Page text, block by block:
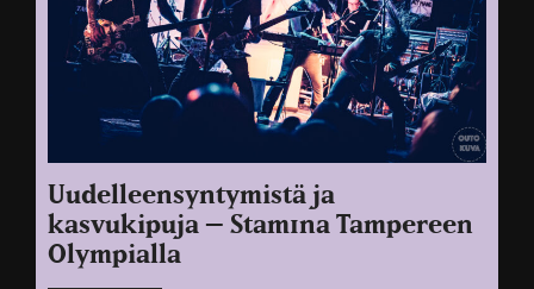
Uudelleensyntymistä ja
kasvukipuja – Stam1na Tampereen
Olympialla